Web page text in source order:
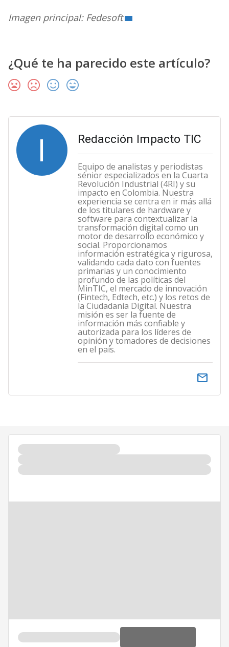
Imagen principal: Fedesoft
¿Qué te ha parecido este artículo?
I Redacción Impacto TIC
Equipo de analistas y periodistas
sénior especializados en la Cuarta
Revolución Industrial (4RI) y su
impacto en Colombia. Nuestra
experiencia se centra en ir más allá
de los titulares de hardware y
software para contextualizar la
transformación digital como un
motor de desarrollo económico y
social. Proporcionamos
información estratégica y rigurosa,
validando cada dato con fuentes
primarias y un conocimiento
profundo de las políticas del
MinTIC, el mercado de innovación
(Fintech, Edtech, etc.) y los retos de
la Ciudadanía Digital. Nuestra
misión es ser la fuente de
información más confiable y
autorizada para los líderes de
opinión y tomadores de decisiones
en el país.
email